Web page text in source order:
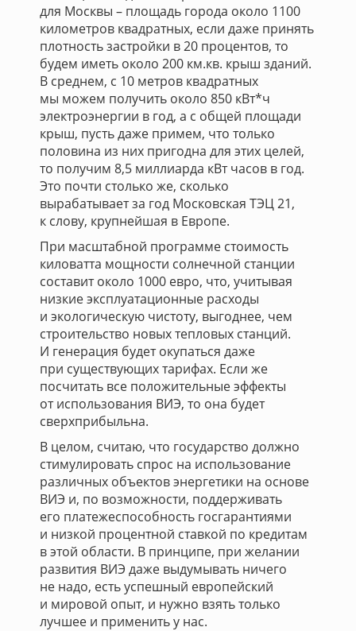
для Москвы – площадь города около 1100
километров квадратных, если даже принять
плотность застройки в 20 процентов, то
будем иметь около 200 км.кв. крыш зданий.
В среднем, с 10 метров квадратных
мы можем получить около 850 кВт*ч
электроэнергии в год, а с общей площади
крыш, пусть даже примем, что только
половина из них пригодна для этих целей,
то получим 8,5 миллиарда кВт часов в год.
Это почти столько же, сколько
вырабатывает за год Московская ТЭЦ 21,
к слову, крупнейшая в Европе.
При масштабной программе стоимость
киловатта мощности солнечной станции
составит около 1000 евро, что, учитывая
низкие эксплуатационные расходы
и экологическую чистоту, выгоднее, чем
строительство новых тепловых станций.
И генерация будет окупаться даже
при существующих тарифах. Если же
посчитать все положительные эффекты
от использования ВИЭ, то она будет
сверхприбыльна.
В целом, считаю, что государство должно
стимулировать спрос на использование
различных объектов энергетики на основе
ВИЭ и, по возможности, поддерживать
его платежеспособность госгарантиями
и низкой процентной ставкой по кредитам
в этой области. В принципе, при желании
развития ВИЭ даже выдумывать ничего
не надо, есть успешный европейский
и мировой опыт, и нужно взять только
лучшее и применить у нас.